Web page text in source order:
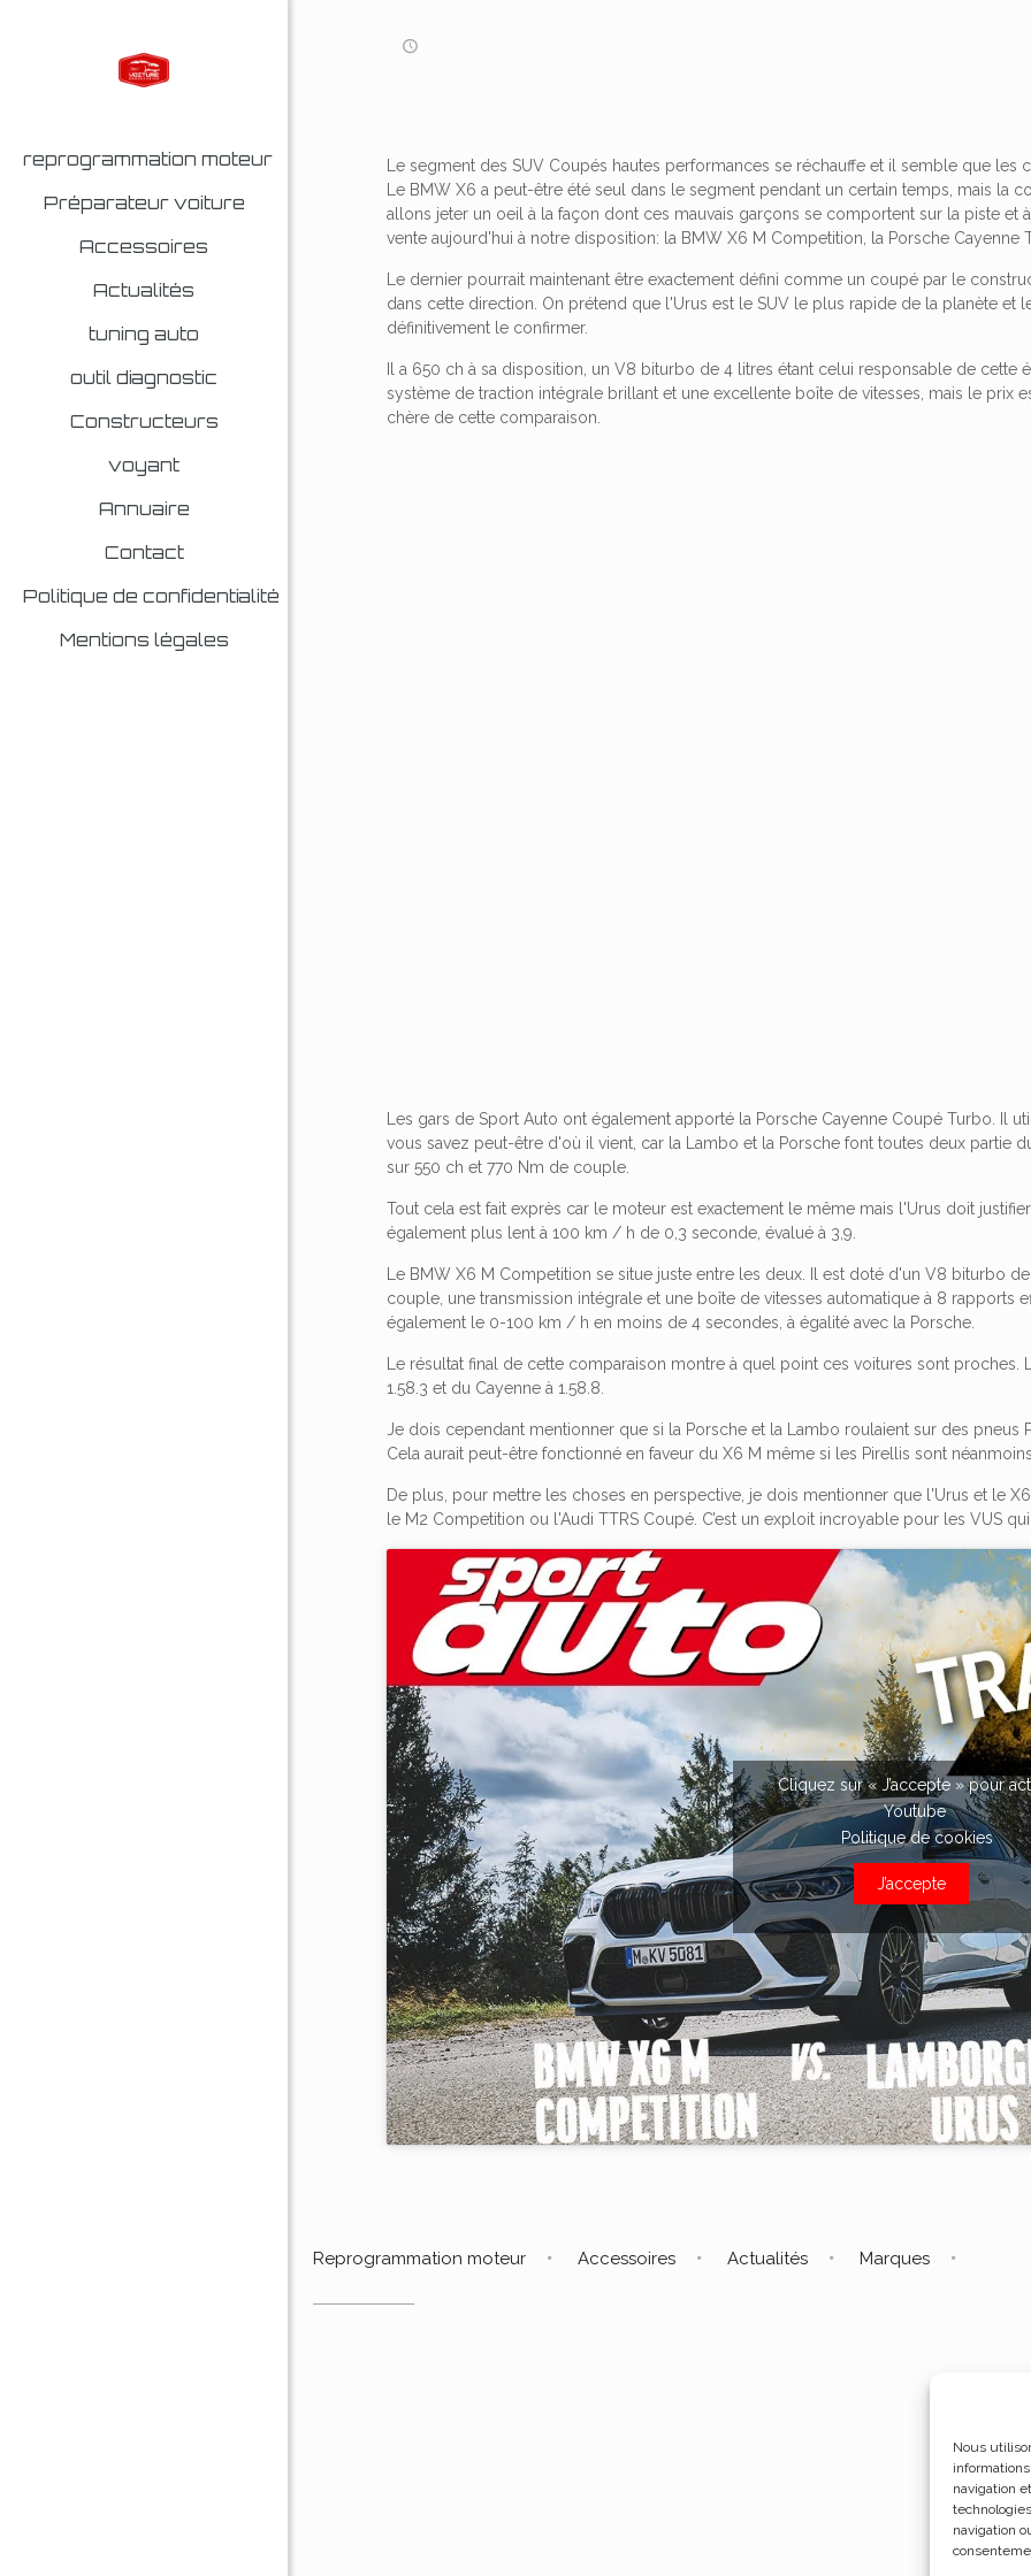
Nous
navigation
navigation
reprogrammation moteur
Préparateur voiture
Accessoires
Actualités
tuning auto
outil diagnostic
Constructeurs
voyant
Annuaire
Contact
Politique de confidentialité
Mentions légales
Le segment des SUV Coupés hautes performances se réchauffe et il semble que
Le BMW X6 a peut-être été seul dans le segment pendant un certain temps, mais la
allons jeter un oeil à la façon dont ces mauvais garçons se comportent sur la piste et
vente aujourd'hui à notre disposition: la BMW X6 M Competition, la Porsche Cayenne
Le dernier pourrait maintenant être exactement défini comme un coupé par le
dans cette direction. On prétend que l'Urus est le SUV le plus rapide de la planète
définitivement le confirmer.
Il a 650 ch à sa disposition, un V8 biturbo de 4 litres étant celui responsable de cette
système de traction intégrale brillant et une excellente boîte de vitesses, mais le prix
chère de cette comparaison.
Les gars de Sport Auto ont également apporté la Porsche Cayenne Coupé Turbo. Il
vous savez peut-être d'où il vient, car la Lambo et la Porsche font toutes deux partie
sur 550 ch et 770 Nm de couple.
Tout cela est fait exprès car le moteur est exactement le même mais l'Urus doit
également plus lent à 100 km / h de 0,3 seconde, évalué à 3,9.
Le BMW X6 M Competition se situe juste entre les deux. Il est doté d'un V8 biturbo
couple, une transmission intégrale et une boîte de vitesses automatique à 8 rapports
également le 0-100 km / h en moins de 4 secondes, à égalité avec la Porsche.
Le résultat final de cette comparaison montre à quel point ces voitures sont proches.
1.58.3 et du Cayenne à 1.58.8.
Je dois cependant mentionner que si la Porsche et la Lambo roulaient sur des pneus
Cela aurait peut-être fonctionné en faveur du X6 M même si les Pirellis sont
De plus, pour mettre les choses en perspective, je dois mentionner que l'Urus et le
le M2 Competition ou l'Audi TTRS Coupé. C’est un exploit incroyable pour les VUS
Cliquez sur « J’accepte » pour
Youtube
Politique de cookies
J’accepte
Reprogrammation moteur Accessoires Actualités Marques